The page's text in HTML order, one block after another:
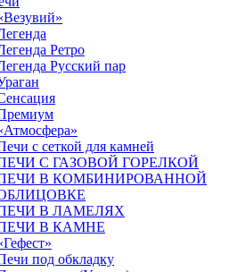
Ретро
Русский пар
с сеткой для камней
С ГАЗОВОЙ ГОРЕЛКОЙ
В КОМБИНИРОВАННОЙ
В ЛАМЕЛЯХ
В КАМНЕ
под обкладку